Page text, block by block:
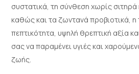
συστατικά, τη σύνθεση χωρίς σιτηρά
καθώς και τα ζωντανά προβιοτικά, η
πεπτικότητα, υψηλή θρεπτική αξία
σας να παραμένει υγιές και
ζωής.